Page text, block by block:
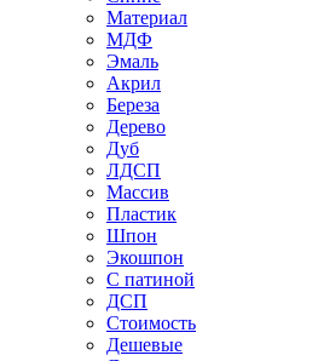
Материал
МДФ
Эмаль
Акрил
Береза
Дерево
Дуб
ЛДСП
Массив
Пластик
Шпон
Экошпон
С патиной
ДСП
Стоимость
Дешевые